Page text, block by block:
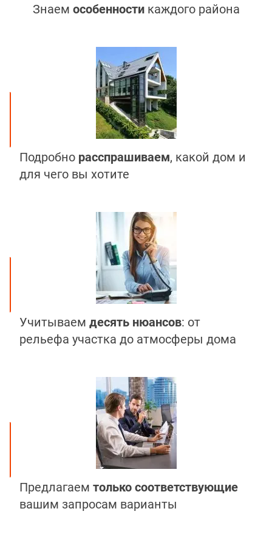
Знаем особенностикаждого района
Подробно расспрашиваем, какой дом и
для чего вы хотите
Учитываем десять нюансов: от
рельефа участка до атмосферы дома
Предлагаем только соответствующие
вашим запросам варианты